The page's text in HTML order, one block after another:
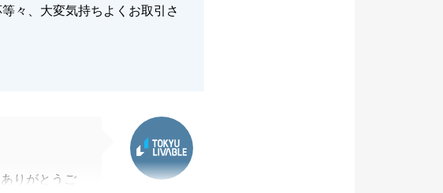
々、大変気持ちよくお取引さ
りがとうご